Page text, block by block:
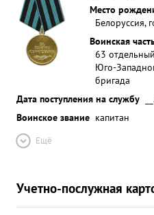
Место
Белоруссия,
Воинская
63
Юго-
бригада
Дата поступления на службу
Воинское звание капитан
Ещё
Учетно-послужная